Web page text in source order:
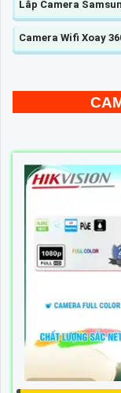
Lắp Camera
Camera Wifi Xoay